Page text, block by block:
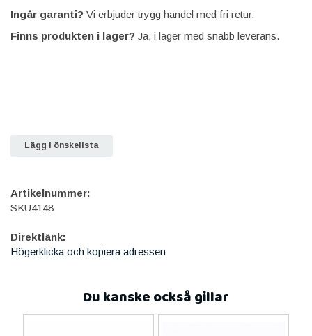
Ingår garanti? Vi erbjuder trygg handel med fri retur.
Finns produkten i lager? Ja, i lager med snabb leverans.
Lägg i önskelista
Artikelnummer:
SKU4148
Direktlänk:
Högerklicka och kopiera adressen
Du kanske också gillar